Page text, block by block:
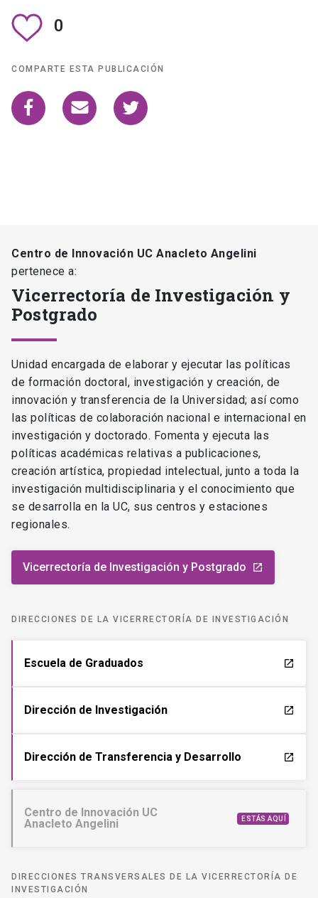
0
COMPARTE ESTA PUBLICACIÓN
Centro de Innovación UC Anacleto Angelini
pertenece a:
Vicerrectoría de Investigación y
Postgrado
Unidad encargada de elaborar y ejecutar las políticas
de formación doctoral, investigación y creación, de
innovación y transferencia de la Universidad; así como
las políticas de colaboración nacional e internacional en
investigación y doctorado. Fomenta y ejecuta las
políticas académicas relativas a publicaciones,
creación artística, propiedad intelectual, junto a toda la
investigación multidisciplinaria y el conocimiento que
se desarrolla en la UC, sus centros y estaciones
regionales.
Vicerrectoría de Investigación y Postgrado launch
DIRECCIONES DE LA VICERRECTORÍA DE INVESTIGACIÓN
Escuela de Graduados launch
Dirección de Investigación launch
Dirección de Transferencia y Desarrollo launch
Centro de Innovación UC
Anacleto Angelini
ESTÁS AQUÍ
DIRECCIONES TRANSVERSALES DE LA VICERRECTORÍA DE
INVESTIGACIÓN